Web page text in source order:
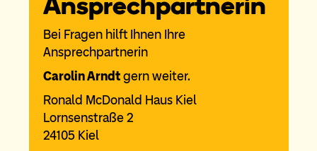
Bei Fragen hilft Ihnen Ihre
Ansprechpartnerin
Carolin Arndtgern weiter.
Ronald McDonald Haus Kiel
Lornsenstraße 2
24105 Kiel